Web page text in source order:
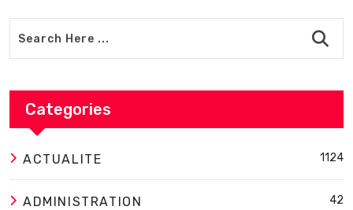
Categories
ACTUALITE 1124
ADMINISTRATION 42